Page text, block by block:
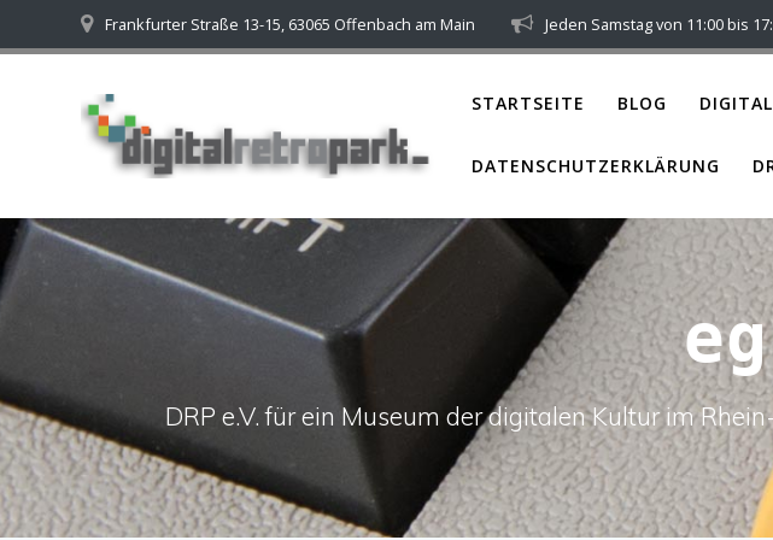
to
Frankfurter Straße 13-15, 63065 Offenbach am Main Jeden Samstag von 11:00 bis
STARTSEITE BLOG
DATENSCHUTZERKLÄRUNG
DRP e.V. für ein Museum der digitalen Kultur im